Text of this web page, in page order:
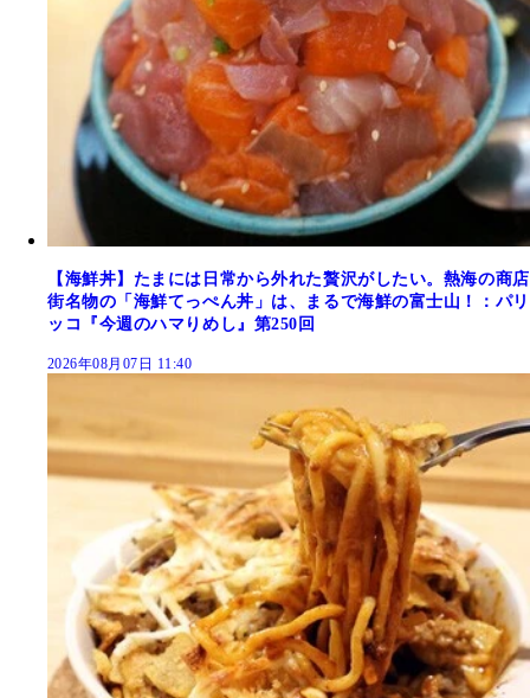
【海鮮丼】たまには日常から外れた贅沢がしたい。熱海の商店
街名物の「海鮮てっぺん丼」は、まるで海鮮の富士山！：パリ
ッコ『今週のハマりめし』第250回
2026年08月07日 11:40